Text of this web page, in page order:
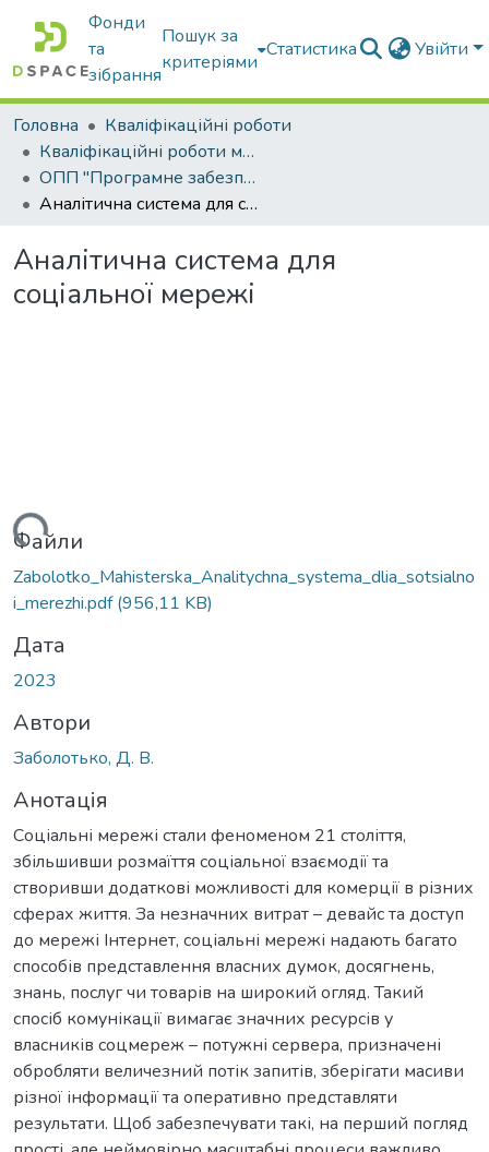
Фонди
та
зібрання
Пошук за
критеріями
Статистика Увійти
Головна
Кваліфікаційні роботи
Кваліфікаційні роботи магістрів
ОПП "Програмне забезпечення інформаційних систем"
Аналітична система для соціальної мережі
Аналітична система для
соціальної мережі
Файли
Zabolotko_Mahisterska_Analitychna_systema_dlia_sotsialno
i_merezhi.pdf(956,11 KB)
Дата
2023
Автори
Заболотько, Д. В.
Анотація
Соціальні мережі стали феноменом 21 століття,
збільшивши розмаїття соціальної взаємодії та
створивши додаткові можливості для комерції в різних
сферах життя. За незначних витрат – девайс та доступ
до мережі Інтернет, соціальні мережі надають багато
способів представлення власних думок, досягнень,
знань, послуг чи товарів на широкий огляд. Такий
спосіб комунікації вимагає значних ресурсів у
власників соцмереж – потужні сервера, призначені
обробляти величезний потік запитів, зберігати масиви
різної інформації та оперативно представляти
результати. Щоб забезпечувати такі, на перший погляд